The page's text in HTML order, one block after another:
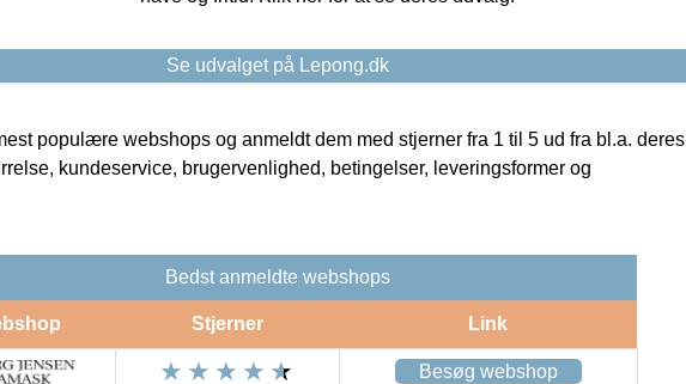
Se udvalget på Lepong.dk
populære webshops og anmeldt dem med stjerner fra 1 til 5 ud fra bl.a. deres
kundeservice, brugervenlighed, betingelser, leveringsformer og
Bedst anmeldte webshops
Stjerner Link
Besøg webshop